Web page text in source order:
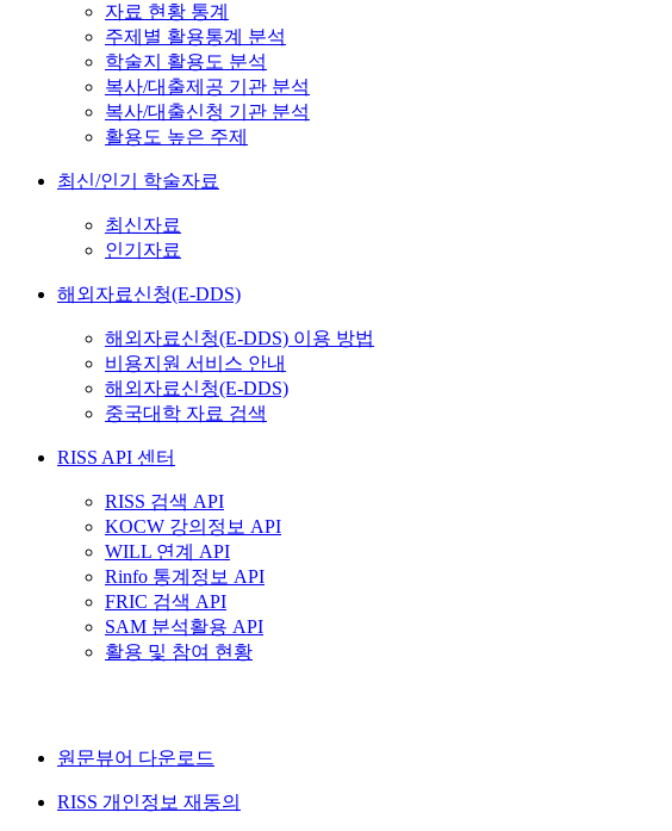
자료 현황 통계
주제별 활용통계 분석
학술지 활용도 분석
복사/대출제공 기관 분석
복사/대출신청 기관 분석
활용도 높은 주제
최신/인기 학술자료
최신자료
인기자료
해외자료신청(E-DDS)
해외자료신청(E-DDS) 이용 방법
비용지원 서비스 안내
해외자료신청(E-DDS)
중국대학 자료 검색
RISS API 센터
RISS 검색 API
KOCW 강의정보 API
WILL 연계 API
Rinfo 통계정보 API
FRIC 검색 API
SAM 분석활용 API
활용 및 참여 현황
원문뷰어 다운로드
RISS 개인정보 재동의